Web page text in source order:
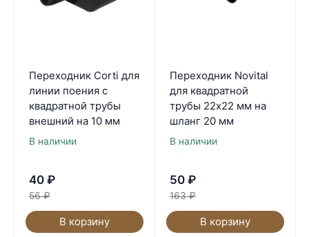
Переходник Corti для
линии поения с
квадратной трубы
внешний на 10 мм
В наличии
40 ₽
56 ₽
В корзину
Переходник Novital
для квадратной
трубы 22х22 мм на
шланг 20 мм
В наличии
50 ₽
163 ₽
В корзину